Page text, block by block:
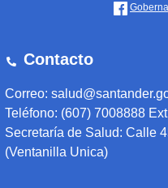
Contacto
Correo:
Teléfono: (607) 7008888
Secretaría de Salud: Calle
(Ventanilla Unica)